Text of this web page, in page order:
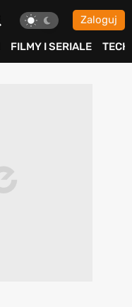
Zaloguj
FILMY I SERIALE TECH